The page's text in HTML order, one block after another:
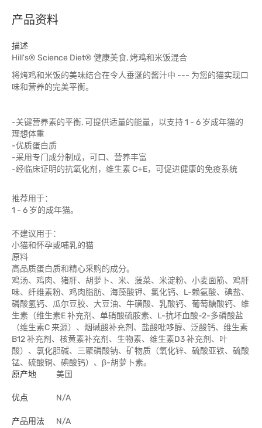
产品资料
描述
Hill's® Science Diet® 健康美食, 烤鸡和米饭混合
将烤鸡和米饭的美味结合在令人垂涎的酱汁中 --- 为您的猫实现口
味和营养的完美平衡。
-关键营养素的平衡, 可提供适量的能量，以支持 1 - 6 岁成年猫的
理想体重
-优质蛋白质
-采用专门成分制成，可口、营养丰富
-经临床证明的抗氧化剂，维生素 C+E，可促进健康的免疫系统
推荐用于：
1 - 6 岁的成年猫。
不建议用于：
小猫和怀孕或哺乳的猫
原料
高品质蛋白质和精心采购的成分。
鸡汤、鸡肉、猪肝、胡萝卜、米、菠菜、米淀粉、小麦面筋、鸡肝
味、纤维素粉、鸡肉脂肪、海藻酸钾、氯化钙、L-赖氨酸、碘盐、
磷酸氢钙、瓜尔豆胶、大豆油、牛磺酸、乳酸钙、葡萄糖酸钙、维
生素（维生素E 补充剂、单硝酸硫胺素、L-抗坏血酸-2-多磷酸盐
（维生素C 来源）、烟碱酸补充剂、盐酸吡哆醇、泛酸钙、维生素
B12 补充剂、核黄素补充剂、生物素、维生素D3 补充剂、叶
酸）、氯化胆碱、三聚磷酸钠、矿物质（氧化锌、硫酸亚铁、硫酸
锰、硫酸铜、碘酸钙）、β-胡萝卜素。
原产地
美国
优点 N/A
产品用法 N/A